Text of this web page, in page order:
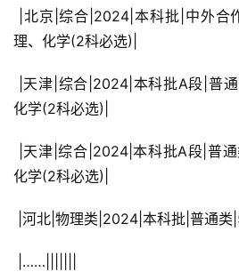
理、化学(2科必选)|
化学(2科必选)|
化学(2科必选)|
|河北|物理类|2024|本科批|普通类
|……|||||||